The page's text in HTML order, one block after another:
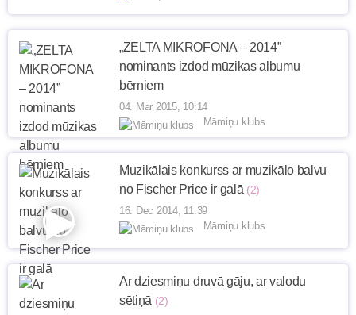
„ZELTA MIKROFONA – 2014”
nominants izdod mūzikas albumu
bērniem
04. Mar 2015, 10:14
Māmiņu klubs
Muzikālais konkurss ar muzikālo balvu
no Fischer Price ir galā (2)
16. Dec 2014, 11:39
Māmiņu klubs
Ar dziesmiņu druvā gāju, ar valodu
sētiņā (2)